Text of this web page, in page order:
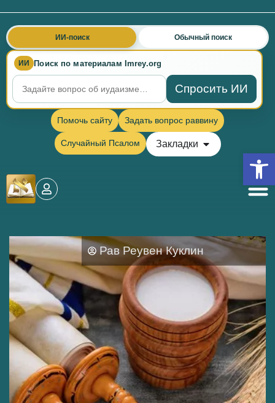
ИИ Поиск по материалам Imrey.org
Спросить ИИ
ИИ-поиск Обычный поиск
Помочь сайту Задать вопрос раввину
Случайный Псалом Закладки
Рав Реувен Куклин